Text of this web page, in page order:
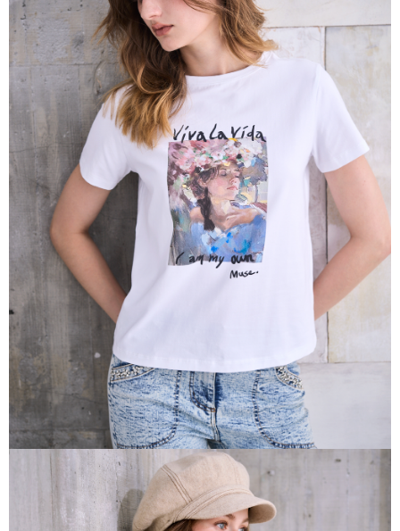
用戶於交易時，得透過本服務購買商品或服務，並由商店將買賣／分期付款
買賣價金債權讓與本公司後，依約使用本公司帳單繳交帳款。
2.基於同意付款使用「大哥付你分期」之契約關係目的，商店將以您的個人
資料（包含姓名、電話或地址）提供予台灣大哥大進項蒐集、處理及利用，
由本公司與您本人進行分期帳單所需資料之確認、核對及更正。
3.完整用戶服務條款，請詳閱以下連結：
每筆NT$60，滿NT$1,000(含以上)免運費
宅配
每筆NT$80，滿NT$1,000(含以上)免運費